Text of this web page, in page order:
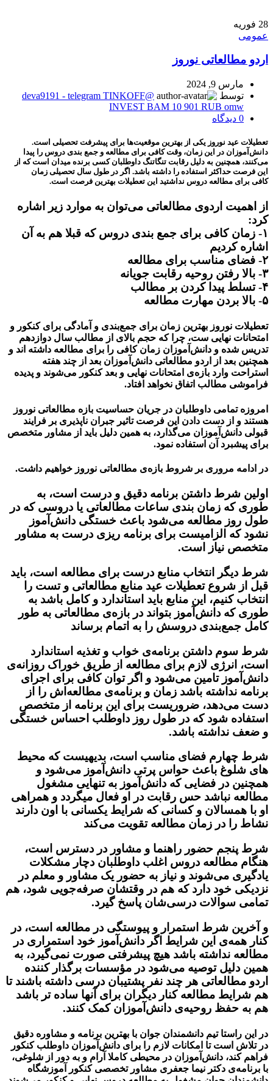
28 فوریه
عمومی
اردو مطالعاتی نوروز
مارس 9, 2024
توسط
@deva9191 - telegram TINKOFF
INVEST BAM 10 901 RUB omw
0 دیدگاه
تعطیلات عید نوروز یکی از بهترین موقعیت‌ها برای پیشرفت تحصیلی است.
دانش‌آموزان در این زمان، وقت کافی برای مطالعه و جمع بندی دروس را پیدا
می‌کنند، همچنین به دلیل رقابت تنگاتنگ داوطلبان کسی برنده میدان است که از
این فرصت حداکثر استفاده را داشته باشد. اگر در طول سال تحصیلی زمان
کافی برای مطالعه دروس نداشتید این تعطیلات بهترین فرصت است.
از اهمیت اردوی مطالعاتی می‌توان به موارد زیر اشاره
کرد:
۱- زمان کافی برای جمع بندی دروس که قبلا هم به آن
اشاره کردیم
۲- فضای مناسب برای مطالعه
۳- بالا رفتن روحیه رقابت جویانه
۴- تسلط پیدا کردن بر مطالب
۵- بالا بردن مهارت مطالعه
تعطیلات نوروز بهترین زمان برای جمع‌بندی و آمادگی برای کنکور و
امتحانات نهایی ست، چرا که حجم بالای از مطالب سال دوازدهم
تدریس شده و دانش‌آموزان زمان کافی را برای مطالعه داشته اند و
همچنین بعد از اردو مطالعاتی دانش‌آموزان بعد از چند هفته
استراحت وارد بازه‌ی امتحانات نهایی و بعد کنکور می‌شوند و پدیده
فراموشی مطالب اتفاق نخواهد افتاد.
امروزه تمامی داوطلبان در جریان حساسیت بازه مطالعاتی نوروز
هستند و از دست دادن این فرصت تاثیر جبران ناپذیری بر فرایند
قبولی دانش‌آموزان می‌گذارد، به همین دلیل باید از مشاور متخصص
برای پیشبرد آن استفاده نمود.
در ادامه مروری بر شروط بازه‌ی مطالعاتی نوروز خواهیم داشت.
اولین شرط داشتن برنامه دقیق و درست است، به
طوری که زمان بندی ساعات مطالعاتی یا دروسی که در
طول روز مطالعه می‌شود باعث خستگی دانش‌آموز
نشود که الزامیست برای برنامه ریزی درست به مشاور
متخصص نیاز است.
شرط دیگر انتخاب منابع درست برای مطالعه است، باید
قبل از شروع تعطیلات عید منابع مطالعاتی و تست را
انتخاب کنیم، این منابع باید استاندارد و کامل باشد به
طوری که دانش‌آموز بتواند در بازه‌ی مطالعاتی به طور
کامل جمع‌بندی دروسش را به اتمام برساند
شرط سوم داشتن برنامه‌ی خواب و تغذیه استاندارد
است، انرژی لازم برای مطالعه از طریق خوراک روزانه‌ی
دانش‌آموز تامین می‌شود و اگر توان کافی برای اجرای
برنامه نداشته باشد زمان و برنامه‌ی مطالعه‌اش را از
دست می‌دهد، ضروريست برای این برنامه از متخصص
استفاده شود که در طول روز داوطلب احساس خستگی
و ضعف نداشته باشد.
شرط چهارم فضای مناسب است، بدیهیست که محیط
های شلوغ باعث حواس پرتی دانش‌آموز می‌شود و
همچنین در فضایی که دانش‌آموز به تنهایی مشغول
مطالعه نباشد حس رقابت در او فعال میگردد و همراهی
او با همسالان و کسانی که شرایط یکسانی با اون دارند
نشاط را در زمان مطالعه تقویت می‌کند
شرط پنجم حضور راهنما و مشاور در دسترس است،
هنگام مطالعه دروس اغلب داوطلبان دچار مشکلات
یادگیری می‌شوند و نیاز به حضور یک مشاور و معلم در
نزدیکی خود دارد که هم در وقتشان صرفه‌جویی شود، هم
تمامی سوالات درسی‌شان پاسخ گیرد.
و آخرین شرط استمرار و پیوستگی در مطالعه است، در
کنار همه‌ی این شرایط اگر دانش‌آموز خود استمراری در
مطالعه نداشته باشد هیچ پیشرفتی صورت نمی‌گیرد، به
همین دلیل توصیه می‌شود در مؤسسات برگذار کننده
اردو مطالعاتی هر چند نفر پشتیبان درسی داشته باشند تا
هم شرایط مطالعه کنار دیگران برای آنها ساده‌ تر باشد
هم به حفظ روحیه‌ی دانش‌آموزان کمک کنند‌.
در این راستا تیم دانشمندان جوان با بهترین برنامه و مشاوره دقیق
در تلاش است تا امکانات لازم را برای دانش‌آموزان داوطلب کنکور
فراهم کند، دانش‌آموزان در محیطی کاملا آرام و به دور از شلوغی،
با برنامه‌ی دکتر نیما جعفری مشاور تخصصی کنکور آموزشگاه